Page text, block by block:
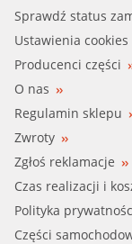
CALIBER
CIFAM (824-920)
DAYCO (DP698)
FAI (WP6319)
FIRST LINE
Sprawdź status
Ustawienia cookies
Producenci części
O nas
Regulamin sklepu
Zwroty
Zgłoś reklamacje
Czas realizacji i
Polityka
Części